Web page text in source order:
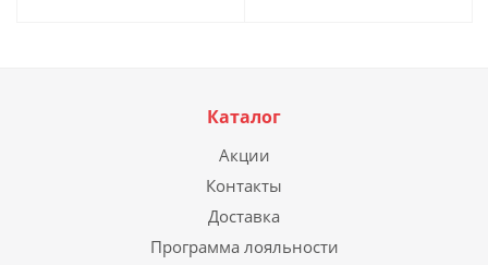
Каталог
Акции
Контакты
Доставка
Программа лояльности